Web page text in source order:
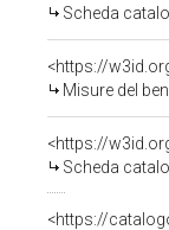
Scheda
<https://
Misure del
<https://
Scheda
<https://